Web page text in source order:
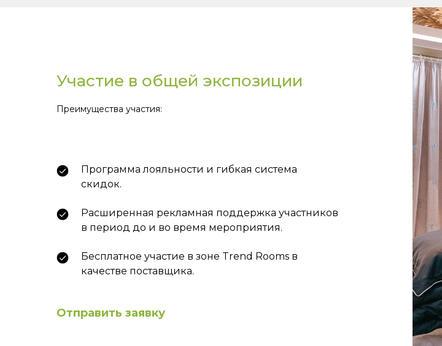
Участие в общей экспозиции
Преимущества участия:
Программа лояльности и гибкая система
скидок.
Расширенная рекламная поддержка участников
в период до и во время мероприятия.
Бесплатное участие в зоне Trend Rooms в
качестве поставщика.
Отправить заявку